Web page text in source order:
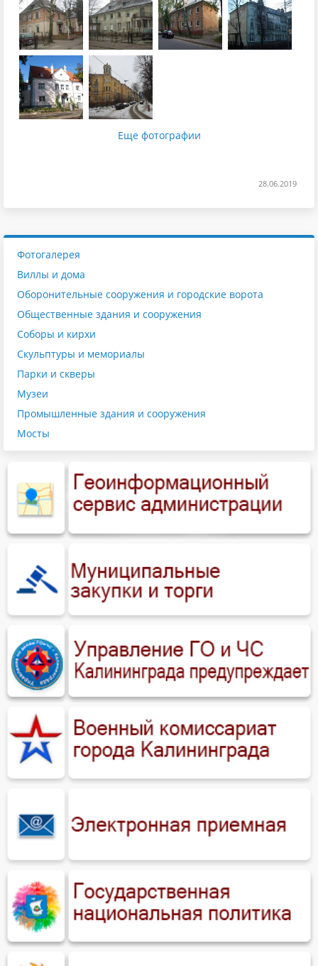
Еще фотографии
28.06.2019
Фотогалерея
Виллы и дома
Оборонительные сооружения и городские ворота
Общественные здания и сооружения
Соборы и кирхи
Скульптуры и мемориалы
Парки и скверы
Музеи
Промышленные здания и сооружения
Мосты